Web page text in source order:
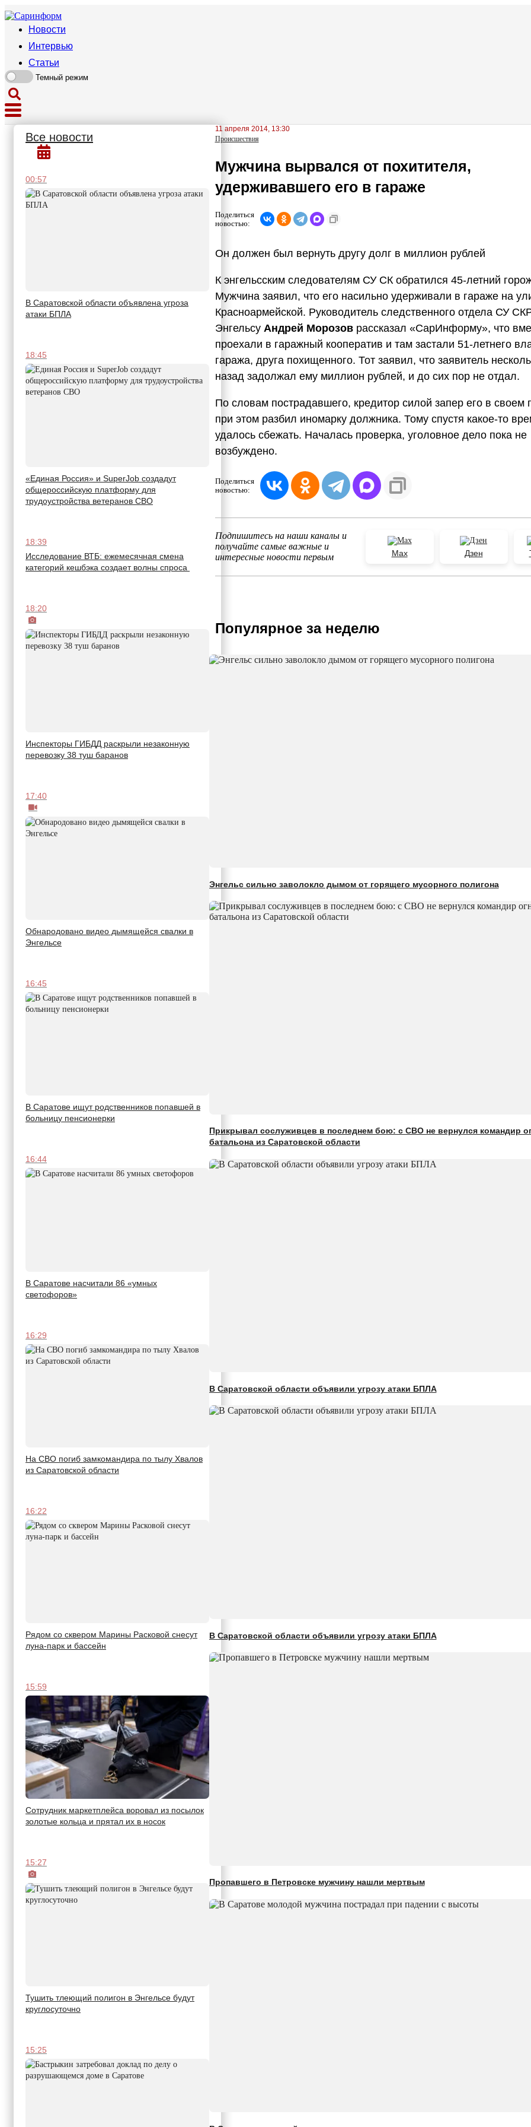
Новости
Интервью
Статьи
Темный режим
Все новости
00:57
В Саратовской области объявлена угроза
атаки БПЛА
18:45
«Единая Россия» и SuperJob создадут
общероссийскую платформу для
трудоустройства ветеранов СВО
18:39
Исследование ВТБ: ежемесячная смена
категорий кешбэка создает волны спроса
18:20
Инспекторы ГИБДД раскрыли незаконную
перевозку 38 туш баранов
17:40
Обнародовано видео дымящейся свалки в
Энгельсе
16:45
В Саратове ищут родственников попавшей в
больницу пенсионерки
16:44
В Саратове насчитали 86 «умных
светофоров»
16:29
На СВО погиб замкомандира по тылу Хвалов
из Саратовской области
16:22
Рядом со сквером Марины Расковой снесут
луна-парк и бассейн
15:59
Сотрудник маркетплейса воровал из посылок
золотые кольца и прятал их в носок
15:27
Тушить тлеющий полигон в Энгельсе будут
круглосуточно
15:25
11 апреля 2014, 13:30
Происшествия
Мужчина вырвался от похитителя,
удерживавшего его в гараже
Поделиться
новостью:
Он должен был вернуть другу долг в миллион рублей
К энгельсским следователям СУ СК обратился 45-летний
Мужчина заявил, что его насильно удерживали в гараже на
Красноармейской. Руководитель следственного отдела СУ
Энгельсу Андрей Морозоврассказал «СарИнформу», что
проехали в гаражный кооператив и там застали 51-летнего
гаража, друга похищенного. Тот заявил, что заявитель
назад задолжал ему миллион рублей, и до сих пор не отдал.
По словам пострадавшего, кредитор силой запер его в своем
при этом разбил иномарку должника. Тому спустя какое-то
удалось сбежать. Началась проверка, уголовное дело пока не
возбуждено.
Поделиться
новостью:
Подпишитесь на наши каналы и
получайте самые важные и
интересные новости первым
Max Дзен
Популярное за неделю
Энгельс сильно заволокло дымом от горящего мусорного полигона
Прикрывал сослуживцев в последнем бою: с СВО не вернулся командир
батальона из Саратовской области
В Саратовской области объявили угрозу атаки БПЛА
В Саратовской области объявили угрозу атаки БПЛА
Пропавшего в Петровске мужчину нашли мертвым